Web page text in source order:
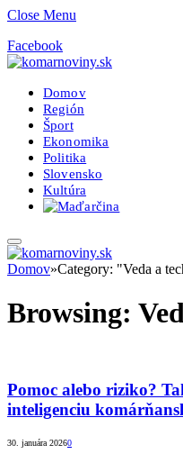
Close Menu
Facebook
Domov
Región
Šport
Ekonomika
Politika
Slovensko
Kultúra
Domov»Category: "Veda a
Browsing:
Pomoc alebo riziko?
inteligenciu
30. januára 20260